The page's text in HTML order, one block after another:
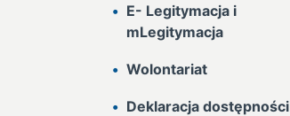
E- Legitymacja i
mLegitymacja
Wolontariat
Deklaracja dostępności